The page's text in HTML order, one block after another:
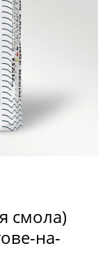
смола)
на-